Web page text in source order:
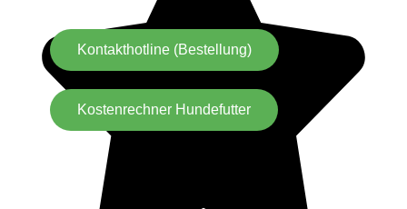
Kontakthotline (Bestellung)
Kostenrechner Hundefutter